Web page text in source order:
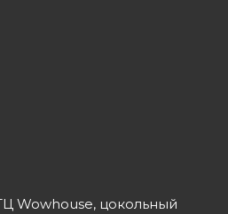
Wowhouse, цокольный